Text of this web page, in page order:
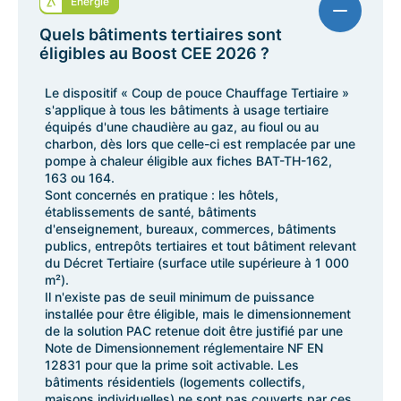
Quels bâtiments tertiaires sont
éligibles au Boost CEE 2026 ?
Le dispositif « Coup de pouce Chauffage Tertiaire »
s'applique à tous les bâtiments à usage tertiaire
équipés d'une chaudière au gaz, au fioul ou au
charbon, dès lors que celle-ci est remplacée par une
pompe à chaleur éligible aux fiches BAT-TH-162,
163 ou 164.
Sont concernés en pratique : les hôtels,
établissements de santé, bâtiments
d'enseignement, bureaux, commerces, bâtiments
publics, entrepôts tertiaires et tout bâtiment relevant
du Décret Tertiaire (surface utile supérieure à 1 000
m²).
Il n'existe pas de seuil minimum de puissance
installée pour être éligible, mais le dimensionnement
de la solution PAC retenue doit être justifié par une
Note de Dimensionnement réglementaire NF EN
12831 pour que la prime soit activable. Les
bâtiments résidentiels (logements collectifs,